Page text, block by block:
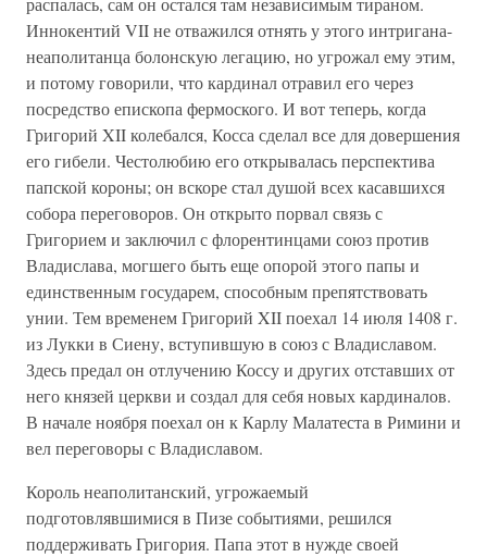
Иннокентий VII не отважился отнять у этого интригана-
неаполитанца болонскую легацию, но угрожал ему этим,
и потому говорили, что кардинал отравил его через
посредство епископа фермоского. И вот теперь, когда
Григорий XII колебался, Косса сделал все для довершения
его гибели. Честолюбию его открывалась перспектива
папской короны; он вскоре стал душой всех касавшихся
собора переговоров. Он открыто порвал связь с
Григорием и заключил с флорентинцами союз против
Владислава, могшего быть еще опорой этого папы и
единственным государем, способным препятствовать
унии. Тем временем Григорий XII поехал 14 июля 1408 г.
из Лукки в Сиену, вступившую в союз с Владиславом.
Здесь предал он отлучению Коссу и других отставших от
него князей церкви и создал для себя новых кардиналов.
В начале ноября поехал он к Карлу Малатеста в Римини и
вел переговоры с Владиславом.
Король неаполитанский, угрожаемый
подготовлявшимися в Пизе событиями, решился
поддерживать Григория. Папа этот в нужде своей